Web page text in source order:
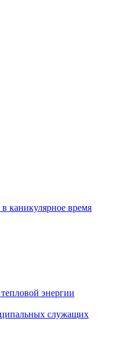
каникулярное время
энергии
служащих